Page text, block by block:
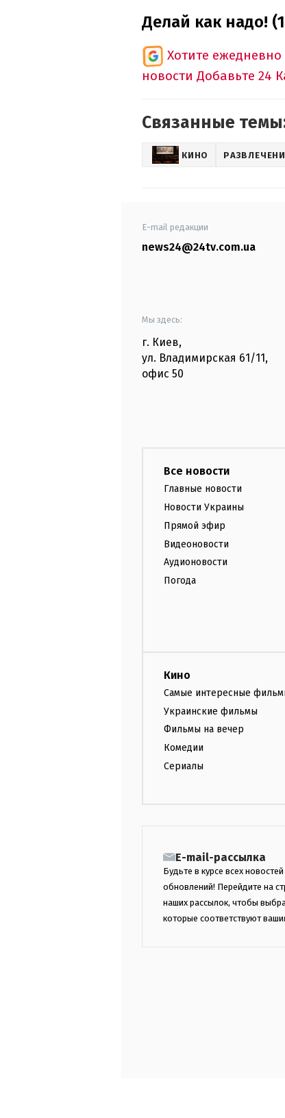
Делай как надо!
Хотите
новости Добавьте 24
Связанные
КИНО
E-mail редакции
news24@24tv.com.ua
Мы здесь:
г. Киев,
ул. Владимирская 61/11,
офис 50
Все новости
Главные новости
Новости Украины
Прямой эфир
Видеоновости
Аудионовости
Погода
Кино
Самые интересные
Украинские фильмы
Фильмы на вечер
Комедии
Сериалы
E-mail-рассылка
Будьте в курсе всех новостей
обновлений! Перейдите на
наших рассылок, чтобы
которые соответствуют